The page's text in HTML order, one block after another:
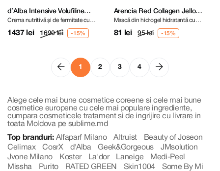
d’Alba Intensive Volufiline
Grinding Cream 45 g
Crema nutritivă și de fermitate cu
1437 lei 1690 lei
Arencia Red Collagen Jello
Mask
Mască din hidrogel hidratantă cu
81 lei 95 lei
1 2 3 4
Alege cele mai bune cosmetice coreene si cele mai bune
cosmetice europene cu cele mai populare ingrediente,
cumpara cosmeticele tratament si de ingrijire cu livrare in
toata Moldova pe sublime.md
Top branduri: Alfaparf Milano Altruist
Beauty of Joseon
Celimax
CosrX d'Alba Geek&Gorgeous
JMsolution
Jvone Milano
Koster La'dor Laneige
Medi-Peel
Missha
Purito RATED GREEN Skin1004
Some By Mi